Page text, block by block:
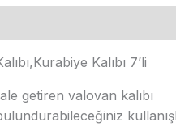
Kalıbı 7’li
getiren valovan kalıbı